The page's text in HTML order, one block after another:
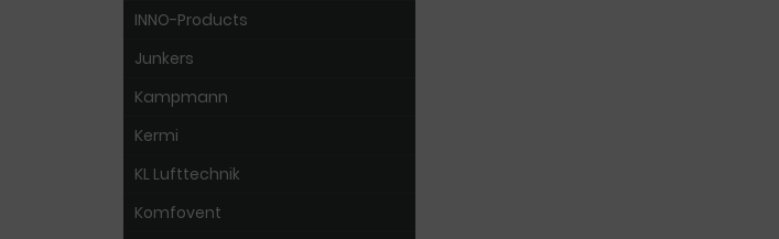
INNO-Products
Junkers
Kampmann
Kermi
KL Lufttechnik
Komfovent